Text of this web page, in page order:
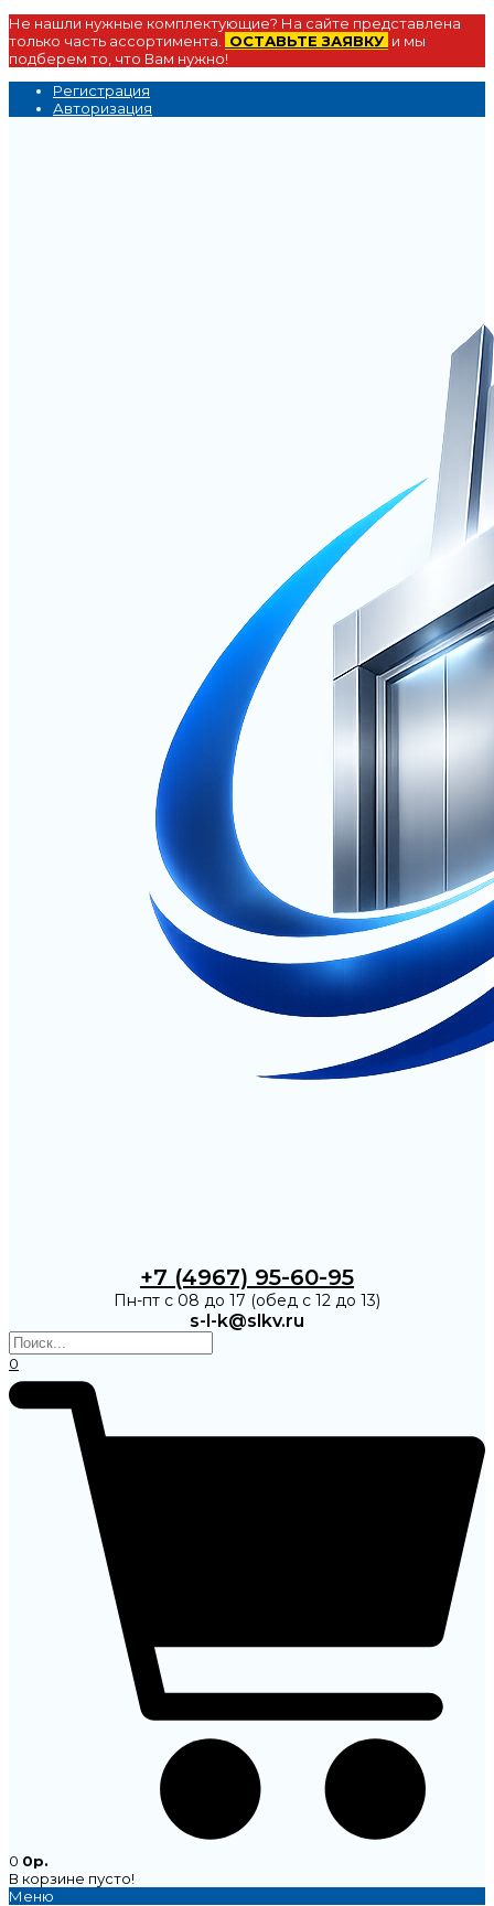
Не нашли нужные комплектующие? На сайте представлена
только часть ассортимента.
ОСТАВЬТЕ ЗАЯВКУ и мы
подберем то, что Вам нужно!
Регистрация
Авторизация
+7 (4967) 95-60-95
Пн-пт с 08 до 17 (обед с 12 до 13)
s-l-k@slkv.ru
0
0 0р.
В корзине пусто!
Меню